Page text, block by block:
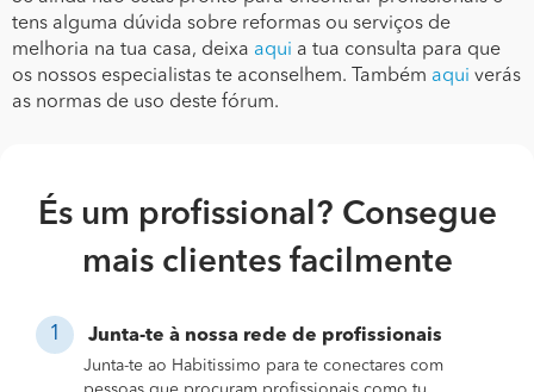
tens alguma dúvida sobre reformas ou serviços de
melhoria na tua casa, deixa aqui a tua consulta para que
os nossos especialistas te aconselhem. Também aqui verás
as normas de uso deste fórum.
És um profissional? Consegue
mais clientes facilmente
Junta-te à nossa rede de profissionais
Junta-te ao Habitissimo para te conectares com